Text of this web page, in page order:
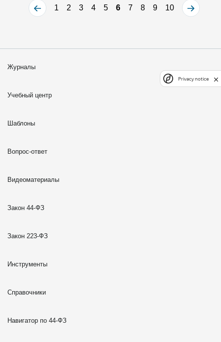
1 2 3 4 5 6 7 8 9 10
Журналы
Учебный центр
Шаблоны
Вопрос-ответ
Видеоматериалы
Закон 44-ФЗ
Закон 223-ФЗ
Инструменты
Справочники
Навигатор по 44-ФЗ
Privacy notice